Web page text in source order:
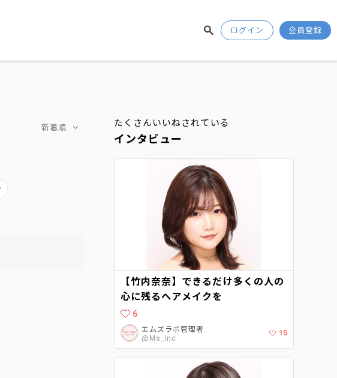
ログイン 会員登録
新着順 たくさんいいねされている
インタビュー
【竹内奈奈】できるだけ多くの人の
心に残るヘアメイクを
6
エムズラボ管理者
@Ms_Inc
15